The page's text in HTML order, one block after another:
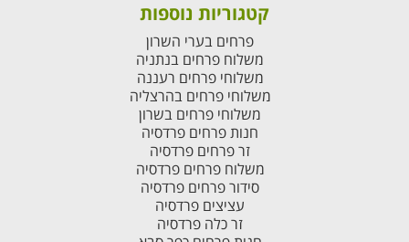
קטגוריות נוספות
פרחים בערי השרון
משלוח פרחים בנתניה
משלוחי פרחים רעננה
משלוחי פרחים בהרצליה
משלוחי פרחים בשרון
חנות פרחים פרדסיה
זר פרחים פרדסיה
משלוח פרחים פרדסיה
סידור פרחים פרדסיה
עציצים פרדסיה
זר כלה פרדסיה